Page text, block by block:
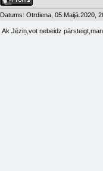
Datums: Otrdiena, 05.Maijā.2020,
Ak Jēziņ,vot nebeidz